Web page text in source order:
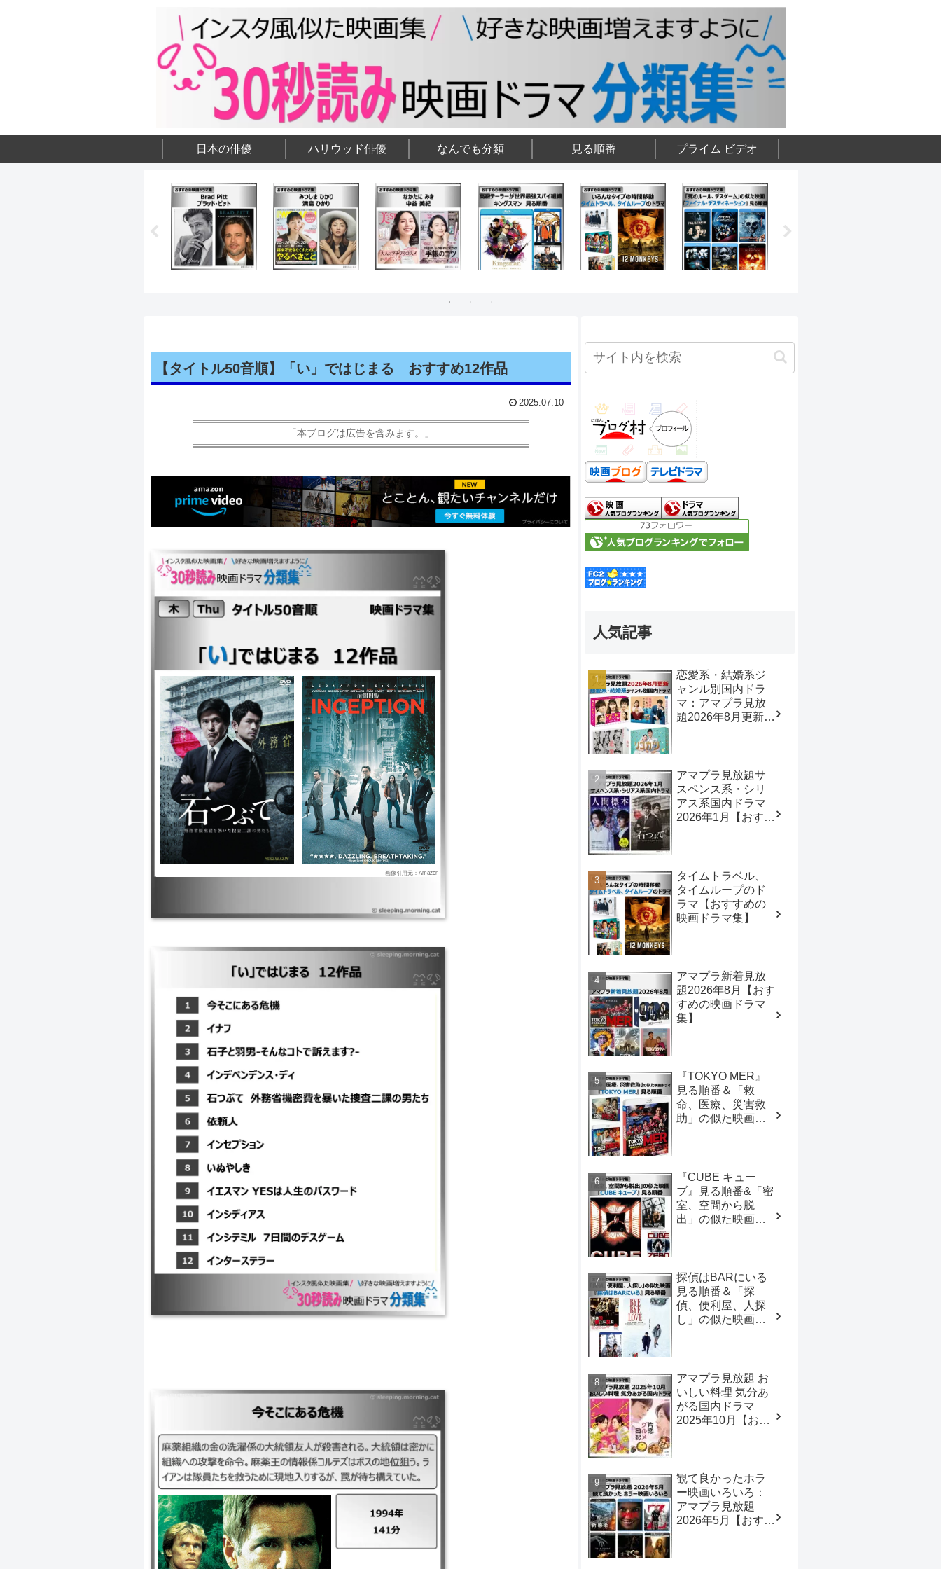
日本の俳優 ハリウッド俳優 なんでも分類 見る順番 プライム ビデオ
【タイトル50音順】「い」ではじまる おすすめ12作品
2025.07.10
「本ブログは広告を含みます。」
画像引用元：Amazon
｜今そこにある危機 ｜イナフ ｜石子と羽男-そんなコトで訴え
ます?- ｜インデペンデンス・ディ ｜石つぶて 外務省機密費を
暴いた捜査二課の男たち ｜依頼人 ｜インセプション ｜いぬや
しき ｜イエスマン YESは人生のパスワード ｜インシディアス
｜インシテミル 7日間のデスゲーム ｜インターステラー
｜今そこにある危機 ｜1994年 ｜141分 ｜麻薬組織の金の洗濯
係の大統領友人が殺害される。大統領は密かに組織への攻撃を
命令。麻薬王の情報係コルテズはボスの地位狙う。ライアンは
隊員たちを救うために現地入りするが、罠が待ち構えていた。
人気記事
恋愛系・結婚系ジ
ャンル別国内ドラ
マ：アマプラ見放
題2026年8月更新
アマプラ見放題サ
スペンス系・シリ
アス系国内ドラマ
2026年1月【おすす
タイムトラベル、
タイムループのド
ラマ【おすすめの
映画ドラマ集】
アマプラ新着見放
題2026年8月【おす
すめの映画ドラマ
集】
『TOKYO MER』
見る順番＆「救
命、医療、災害救
助」の似た映画ド
『CUBE キュー
ブ』見る順番&「密
室、空間から脱
出」の似た映画
探偵はBARにいる
見る順番＆「探
偵、便利屋、人探
し」の似た映画
アマプラ見放題 お
いしい料理 気分あ
がる国内ドラマ
2025年10月【おす
観て良かったホラ
ー映画いろいろ：
アマプラ見放題
2026年5月【おすす